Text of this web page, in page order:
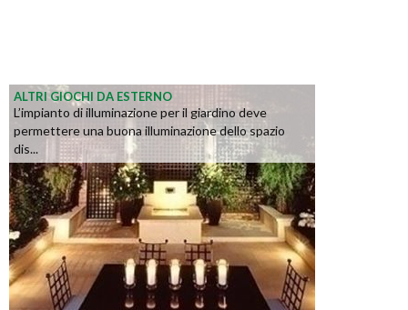
ALTRI GIOCHI DA ESTERNO
L’impianto di illuminazione per il giardino deve
permettere una buona illuminazione dello spazio
dis...